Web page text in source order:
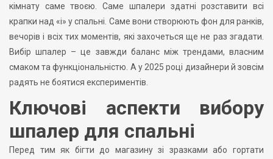
кімнату саме твоєю. Саме шпалери здатні розставити всі
крапки над «і» у спальні. Саме вони створюють фон для ранків,
вечорів і всіх тих моментів, які захочеться ще не раз згадати.
Вибір шпалер – це завжди баланс між трендами, власним
смаком та функціональністю. А у 2025 році дизайнери й зовсім
радять не боятися експериментів.
Ключові аспекти вибору
шпалер для спальні
Перед тим як бігти до магазину зі зразками або гортати